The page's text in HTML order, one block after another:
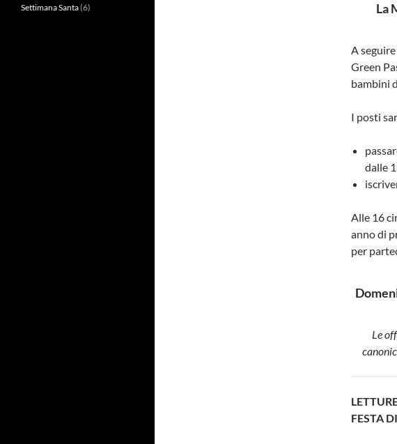
La
A
Green
bambini
I posti
dalle
Alle 16
anno di
per
Le
FESTA
Settimana Santa(6)